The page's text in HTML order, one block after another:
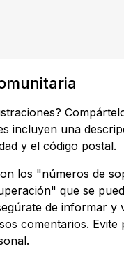
incluyen una
y el código postal.
los "números de
que se
de informar y
comentarios. Evite